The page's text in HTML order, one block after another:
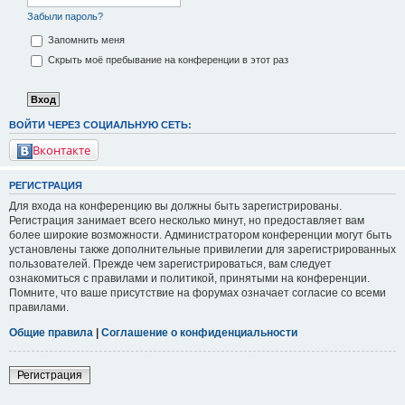
Забыли пароль?
Запомнить меня
Скрыть моё пребывание на конференции в этот раз
ВОЙТИ ЧЕРЕЗ СОЦИАЛЬНУЮ СЕТЬ:
Вконтакте
РЕГИСТРАЦИЯ
Для входа на конференцию вы должны быть зарегистрированы.
Регистрация занимает всего несколько минут, но предоставляет вам
более широкие возможности. Администратором конференции могут быть
установлены также дополнительные привилегии для зарегистрированных
пользователей. Прежде чем зарегистрироваться, вам следует
ознакомиться с правилами и политикой, принятыми на конференции.
Помните, что ваше присутствие на форумах означает согласие со всеми
правилами.
Общие правила
Соглашение о конфиденциальности
Регистрация